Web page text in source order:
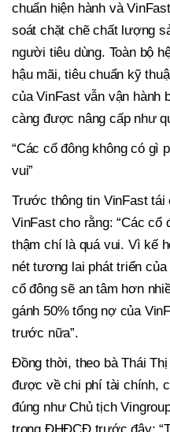
chuẩn hiện hành và
soát chặt chẽ chất lượng
người tiêu dùng. Toàn bộ
hậu mãi, tiêu chuẩn kỹ
của VinFast vẫn vận hành
càng được nâng cấp như
“Các cổ đông không có gì
vui”
Trước thông tin VinFast tái
VinFast cho rằng: “Các cổ
thậm chí là quá vui. Vì kế
nét tương lai phát triển
cổ đông sẽ an tâm hơn
gánh 50% tổng nợ của
trước nữa”.
Đồng thời, theo bà Thái
được về chi phí tài chính,
đúng như Chủ tịch